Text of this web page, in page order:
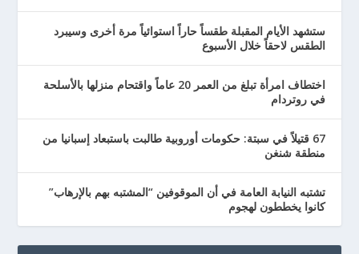
ستشهد الأيام المقبلة طقساً حاراً استوائياً مرة أخرى وسيبرد
الطقس لاحقاً خلال الأسبوع
اختطاف امرأة تبلغ من العمر 20 عاماً واقتحام منزلها بالأسلحة
في روتردام
67 قتيلاً في سبتة: حكومات أوروبية طالبت باستبعاد إسبانيا من
منطقة شنغن
تشتبه النيابة العامة في أن الموقوفين “المشتبه بهم بالإرهاب”
كانوا يخططون لهجوم